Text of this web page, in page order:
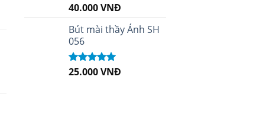
Được xếp
sao
40.000VNĐ
Bút mài thầy Ánh SH
056
Được xếp
25.000VNĐ